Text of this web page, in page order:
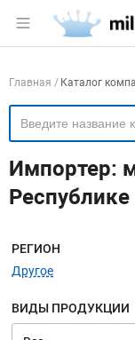
Раздел
Навигация
Главная Каталог
Импортер:
Меню
РЕГИОН
Другое
ВИДЫ ПРОДУКЦИИ